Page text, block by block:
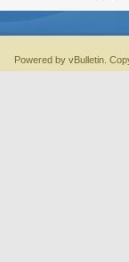
Powered by vBulletin.